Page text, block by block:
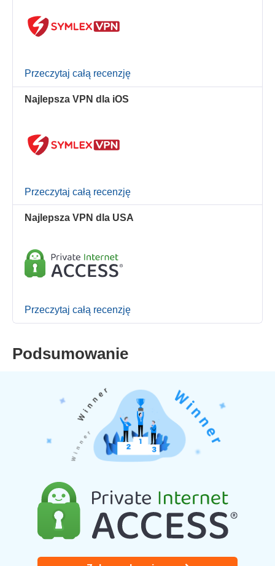
Przeczytaj całą recenzję
Najlepsza VPN dla iOS
Przeczytaj całą recenzję
Najlepsza VPN dla USA
Przeczytaj całą recenzję
Podsumowanie